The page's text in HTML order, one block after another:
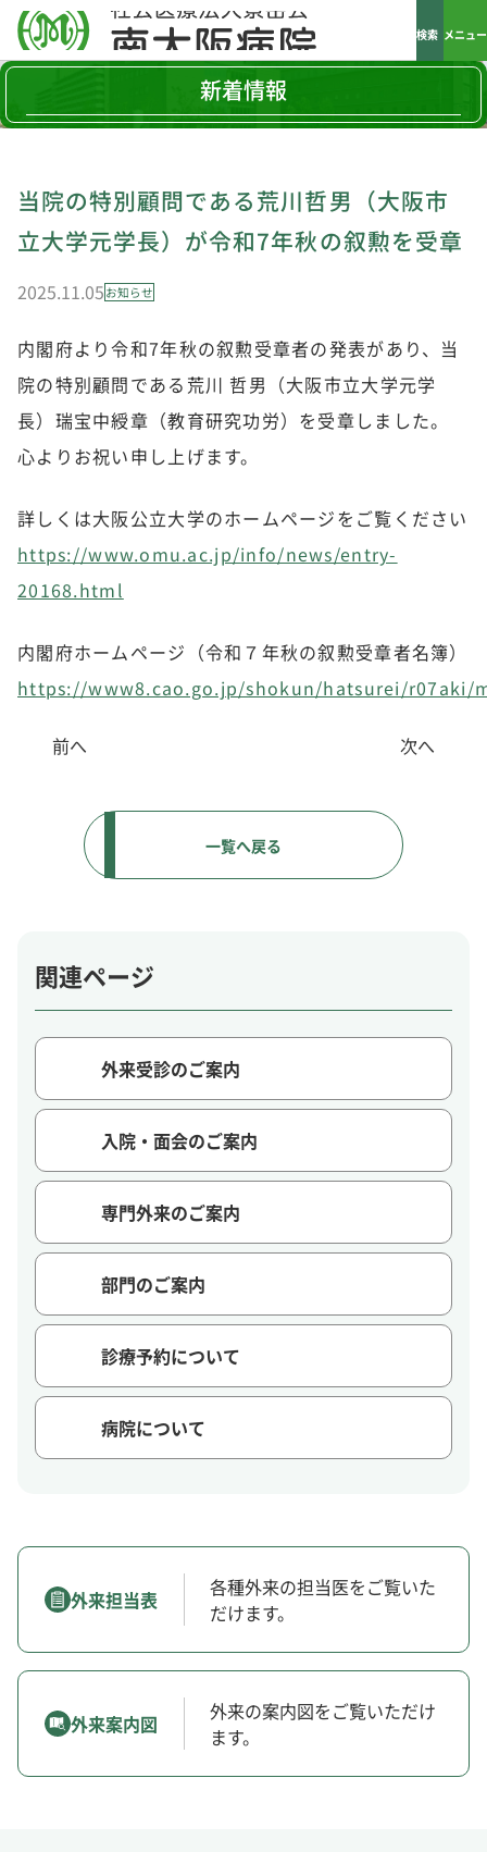
検索 メニュー
新着情報
当院の特別顧問である荒川哲男（大阪市
立大学元学長）が令和7年秋の叙勲を受章
2025.11.05 お知らせ
内閣府より令和7年秋の叙勲受章者の発表があり、当
院の特別顧問である荒川 哲男（大阪市立大学元学
長）瑞宝中綬章（教育研究功労）を受章しました。
心よりお祝い申し上げます。
詳しくは大阪公立大学のホームページをご覧ください
https://www.omu.ac.jp/info/news/entry-
20168.html
内閣府ホームページ（令和７年秋の叙勲受章者名簿）
https://www8.cao.go.jp/shokun/hatsurei/r07aki/
前へ 次へ
一覧へ戻る
関連ページ
外来受診のご案内
入院・面会のご案内
専門外来のご案内
部門のご案内
診療予約について
病院について
外来担当表
各種外来の担当医をご覧いた
だけます。
外来案内図
外来の案内図をご覧いただけ
ます。